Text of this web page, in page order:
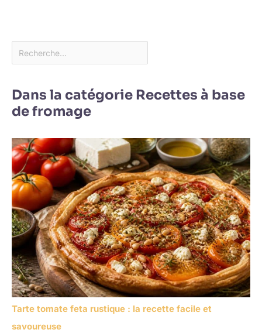
Dans la catégorie Recettes à base
de fromage
Tarte tomate feta rustique : la recette facile et
savoureuse